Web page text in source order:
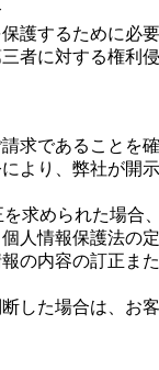
護するために必
者に対する権利
求であることを
より、弊社が開
求められた場合
人情報保護法の
の内容の訂正ま
した場合は、お